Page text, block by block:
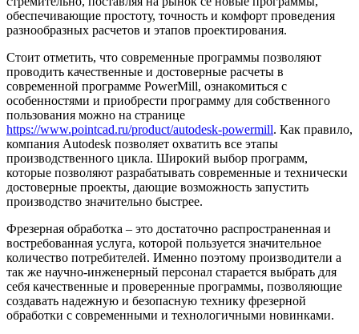
обеспечивающие простоту, точность и комфорт проведения
разнообразных расчетов и этапов проектирования.
Стоит отметить, что современные программы позволяют
проводить качественные и достоверные расчеты в
современной программе PowerMill, ознакомиться с
особенностями и приобрести программу для собственного
пользования можно на странице
https://www.pointcad.ru/product/autodesk-powermill. Как правило,
компания Autodesk позволяет охватить все этапы
производственного цикла. Широкий выбор программ,
которые позволяют разрабатывать современные и технически
достоверные проекты, дающие возможность запустить
производство значительно быстрее.
Фрезерная обработка – это достаточно распространенная и
востребованная услуга, которой пользуется значительное
количество потребителей. Именно поэтому производители а
так же научно-инженерный персонал старается выбрать для
себя качественные и проверенные программы, позволяющие
создавать надежную и безопасную технику фрезерной
обработки с современными и технологичными новинками.